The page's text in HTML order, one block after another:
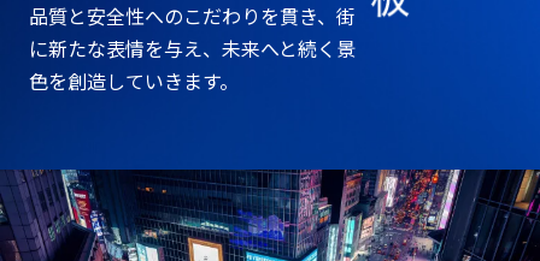
品質と安全性へのこだわりを貫き、街
に新たな表情を与え、未来へと続く景
色を創造していきます。